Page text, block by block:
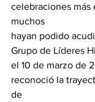
celebraciones más
muchos
hayan podido
Grupo de Líderes
el 10 de marzo de
reconoció la
de